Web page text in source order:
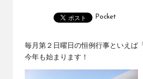
Pocket
毎月第２日曜日の恒例行事といえば「
今年も始まります！